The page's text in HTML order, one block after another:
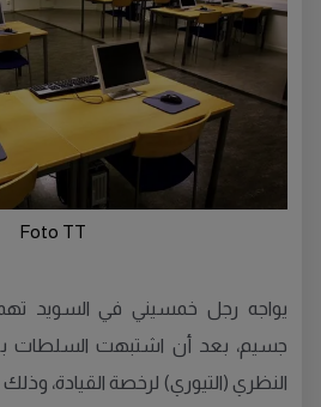
Foto TT
يواجه رجل خمسيني في السويد
جسيم، بعد أن اشتبهت السلطات
النظري (التيوري) لرخصة القيادة،